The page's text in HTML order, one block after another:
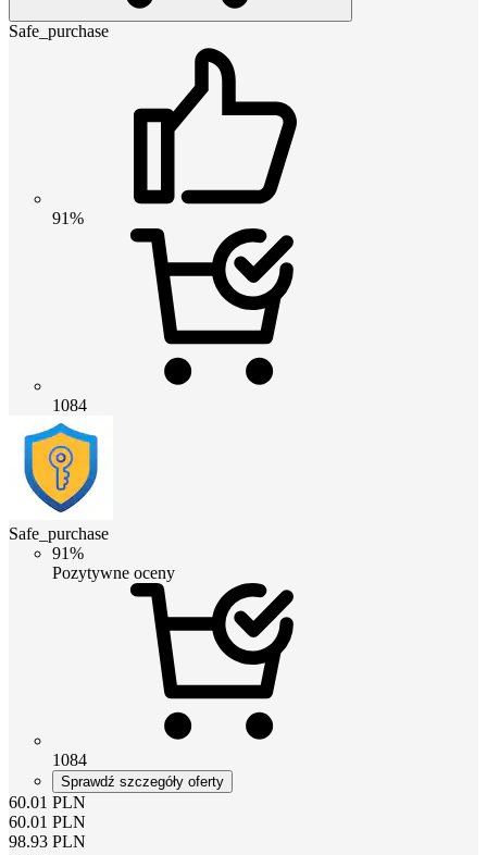
Safe_purchase
91%
1084
Safe_purchase
91%
Pozytywne oceny
1084
Sprawdź szczegóły oferty
60.01 PLN
60.01 PLN
98.93 PLN